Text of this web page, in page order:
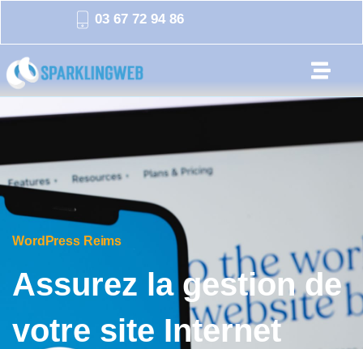
03 67 72 94 86
WordPress Reims
Assurez la gestion de
votre site Internet